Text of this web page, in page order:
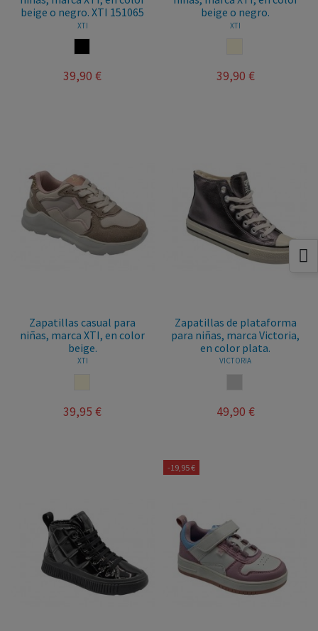
beige o negro. XTI 151065
XTI
39,90 €
beige o negro.
XTI
39,90 €
Zapatillas casual para
niñas, marca XTI, en color
beige.
XTI
39,95 €
Zapatillas de plataforma
para niñas, marca Victoria,
en color plata.
VICTORIA
49,90 €
-19,95 €